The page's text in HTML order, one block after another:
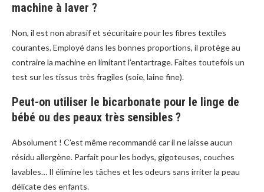
machine à laver ?
Non, il est non abrasif et sécuritaire pour les fibres textiles
courantes. Employé dans les bonnes proportions, il protège au
contraire la machine en limitant l’entartrage. Faites toutefois un
test sur les tissus très fragiles (soie, laine fine).
Peut-on utiliser le bicarbonate pour le linge de
bébé ou des peaux très sensibles ?
Absolument ! C’est même recommandé car il ne laisse aucun
résidu allergène. Parfait pour les bodys, gigoteuses, couches
lavables… Il élimine les tâches et les odeurs sans irriter la peau
délicate des enfants.